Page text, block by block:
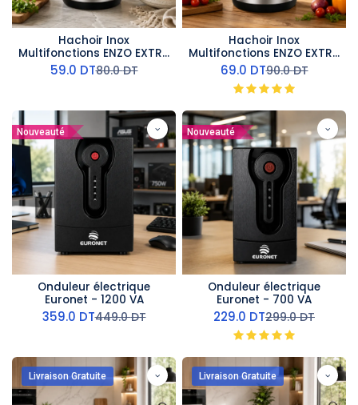
Hachoir Inox
Multifonctions ENZO EXTRA
- 3L- 1600 W
59.0 DT80.0DT
Hachoir Inox
Multifonctions ENZO EXTRA
- 3L- 1600 W
69.0 DT90.0DT
Nouveauté
Onduleur électrique
Euronet - 1200 VA
359.0 DT449.0DT
Nouveauté
Onduleur électrique
Euronet - 700 VA
229.0 DT299.0DT
Livraison Gratuite Livraison Gratuite